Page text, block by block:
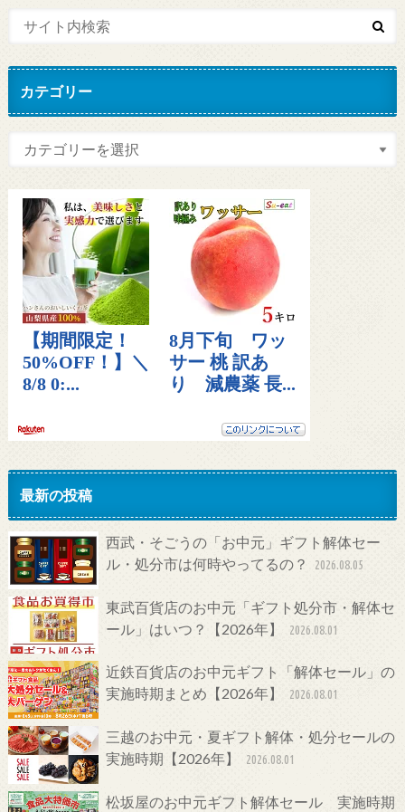
カテゴリー
最新の投稿
西武・そごうの「お中元」ギフト解体セー
ル・処分市は何時やってるの？
2026.08.05
東武百貨店のお中元「ギフト処分市・解体セ
ール」はいつ？【2026年】
2026.08.01
近鉄百貨店のお中元ギフト「解体セール」の
実施時期まとめ【2026年】
2026.08.01
三越のお中元・夏ギフト解体・処分セールの
実施時期【2026年】
2026.08.01
松坂屋のお中元ギフト解体セール 実施時期